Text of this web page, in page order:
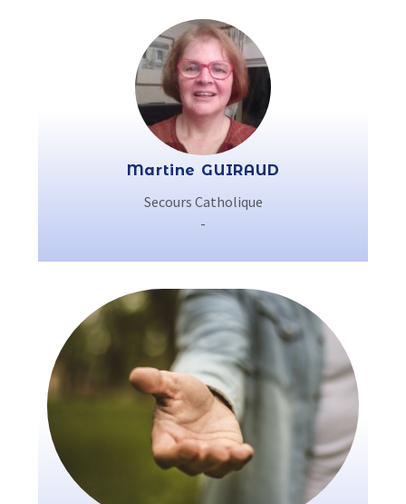
Martine GUIRAUD
Secours Catholique
-